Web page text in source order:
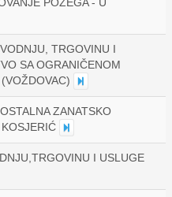
TRGOVINU I
SA OGRANIČENOM
ZANATSKO
I USLUGE